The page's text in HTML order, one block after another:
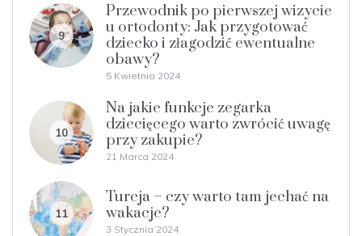
9
Przewodnik po pierwszej wizycie
u ortodonty: Jak przygotować
dziecko i złagodzić ewentualne
obawy?
5 Kwietnia 2024
10
Na jakie funkcje zegarka
dziecięcego warto zwrócić uwagę
przy zakupie?
21 Marca 2024
11
Turcja – czy warto tam jechać na
wakacje?
3 Stycznia 2024